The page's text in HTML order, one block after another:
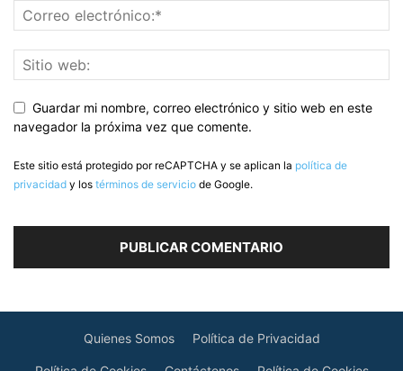
Guardar mi nombre, correo electrónico y sitio web en este
navegador la próxima vez que comente.
Este sitio está protegido por reCAPTCHA y se aplican la política de
privacidad y los términos de servicio de Google.
Quienes Somos Política de Privacidad